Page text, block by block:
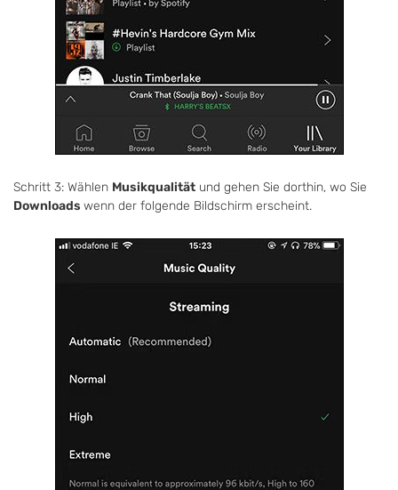
Schritt 3: Wählen Musikqualität und gehen Sie dorthin, wo Sie
Downloads wenn der folgende Bildschirm erscheint.